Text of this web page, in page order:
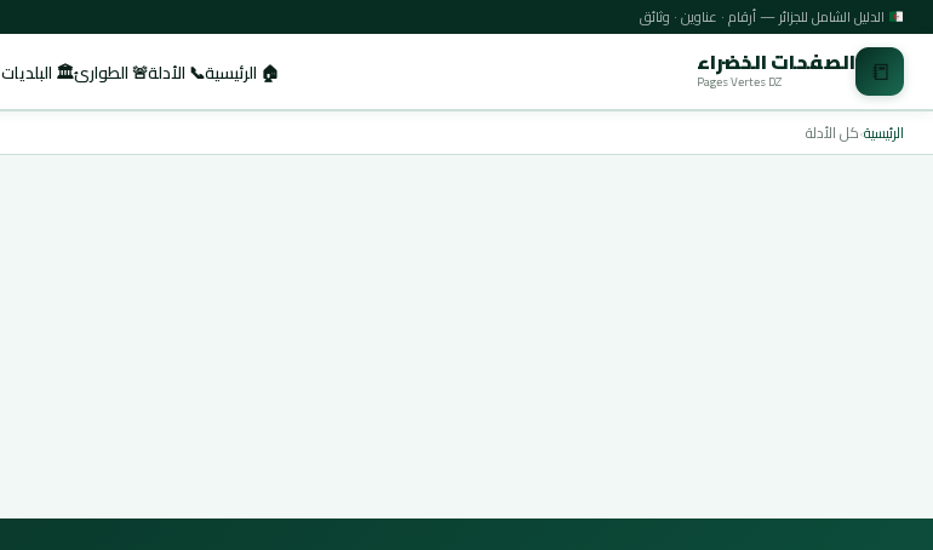
الدليل الشامل للجزائر — أرقام · عناوين · وثائق
📒 الصفحات الخضراء
Pages Vertes DZ 🏠 الرئيسية📞 الأدلة🚨 الطوارئ🏛️ البلديات
الرئيسية›كل الأدلة